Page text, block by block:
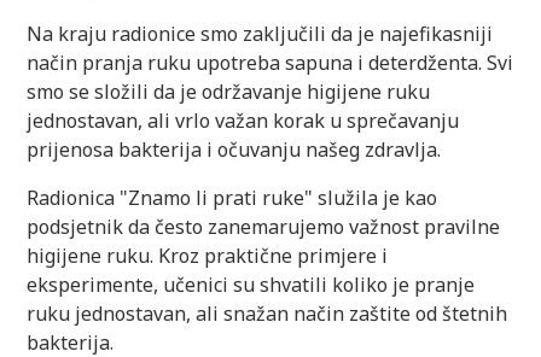
Na kraju radionice smo zaključili da je najefikasniji
način pranja ruku upotreba sapuna i deterdženta. Svi
smo se složili da je održavanje higijene ruku
jednostavan, ali vrlo važan korak u sprečavanju
prijenosa bakterija i očuvanju našeg zdravlja.
Radionica "Znamo li prati ruke" služila je kao
podsjetnik da često zanemarujemo važnost pravilne
higijene ruku. Kroz praktične primjere i
eksperimente, učenici su shvatili koliko je pranje
ruku jednostavan, ali snažan način zaštite od štetnih
bakterija.